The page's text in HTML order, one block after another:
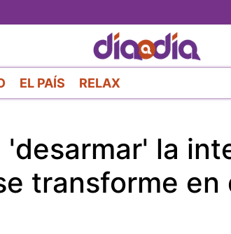
al
contenido
principal
EL PAÍS RELAX
'desarmar' la
transforme en